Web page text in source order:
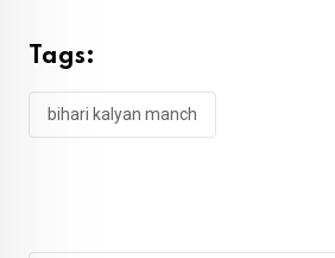
Tags:
bihari kalyan manch